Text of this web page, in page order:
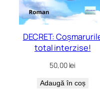
DECRET:
total interzise!
50,00 lei
Adaugă în coș